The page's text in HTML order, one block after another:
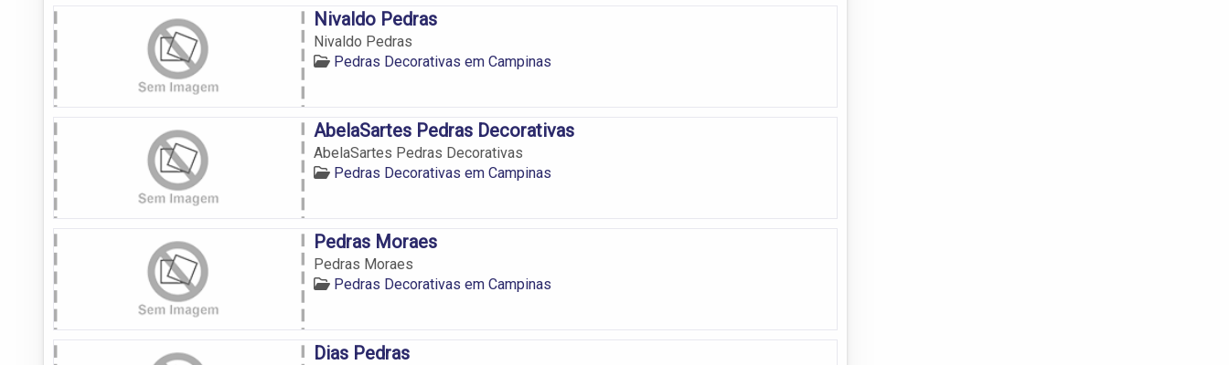
Nivaldo Pedras
Nivaldo Pedras
Pedras Decorativas em Campinas
AbelaSartes Pedras Decorativas
AbelaSartes Pedras Decorativas
Pedras Decorativas em Campinas
Pedras Moraes
Pedras Moraes
Pedras Decorativas em Campinas
Dias Pedras